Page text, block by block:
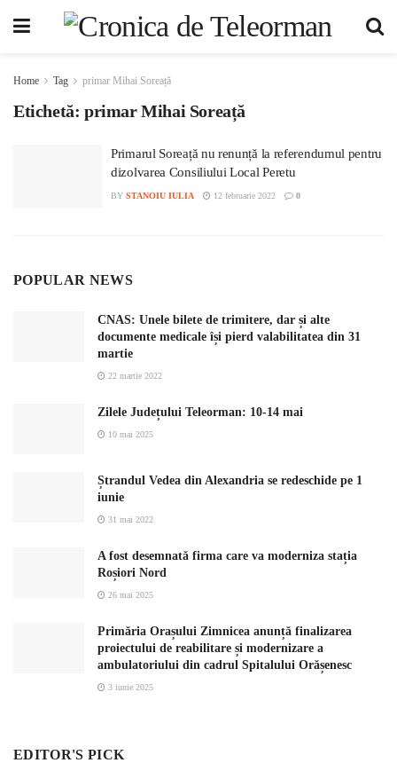
Home Tag primar Mihai Soreață
Etichetă: primar Mihai Soreață
Primarul Soreață nu renunță la referendumul pentru
dizolvarea Consiliului Local Peretu
BY STANOIU IULIA 12 februarie 2022 0
POPULAR NEWS
CNAS: Unele bilete de trimitere, dar și alte
documente medicale își pierd valabilitatea din 31
martie
22 martie 2022
Zilele Județului Teleorman: 10-14 mai
10 mai 2025
Ștrandul Vedea din Alexandria se redeschide pe 1
iunie
31 mai 2022
A fost desemnată firma care va moderniza stația
Roșiori Nord
26 mai 2025
Primăria Orașului Zimnicea anunță finalizarea
proiectului de reabilitare și modernizare a
ambulatoriului din cadrul Spitalului Orășenesc
3 iunie 2025
EDITOR'S PICK